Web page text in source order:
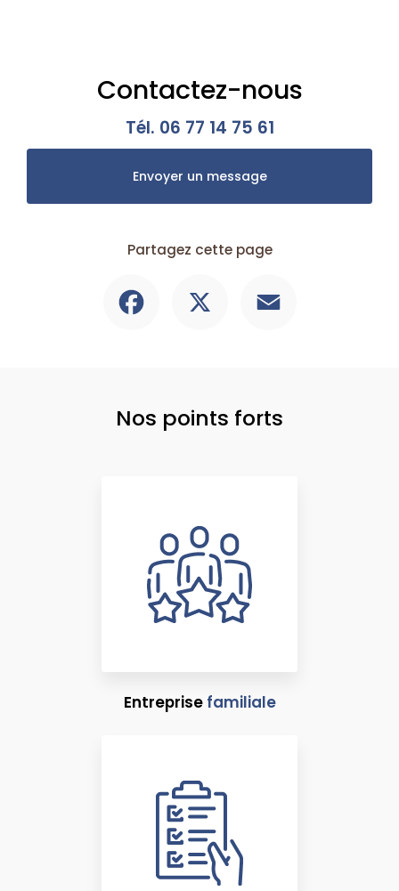
Contactez-nous
Tél. 06 77 14 75 61
Envoyer un message
Partagez cette page
Nos points forts
Entreprise familiale